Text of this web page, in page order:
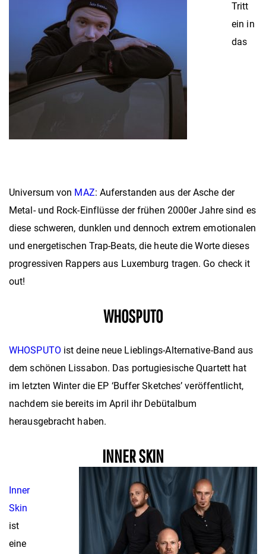
Tritt
ein in
das
Universum von MAZ: Auferstanden aus der Asche der
Metal- und Rock-Einflüsse der frühen 2000er Jahre sind es
diese schweren, dunklen und dennoch extrem emotionalen
und energetischen Trap-Beats, die heute die Worte dieses
progressiven Rappers aus Luxemburg tragen. Go check it
out!
WHOSPUTO
WHOSPUTO ist deine neue Lieblings-Alternative-Band aus
dem schönen Lissabon. Das portugiesische Quartett hat
im letzten Winter die EP ‘Buffer Sketches’ veröffentlicht,
nachdem sie bereits im April ihr Debütalbum
herausgebracht haben.
INNER SKIN
Inner
Skin
ist
eine